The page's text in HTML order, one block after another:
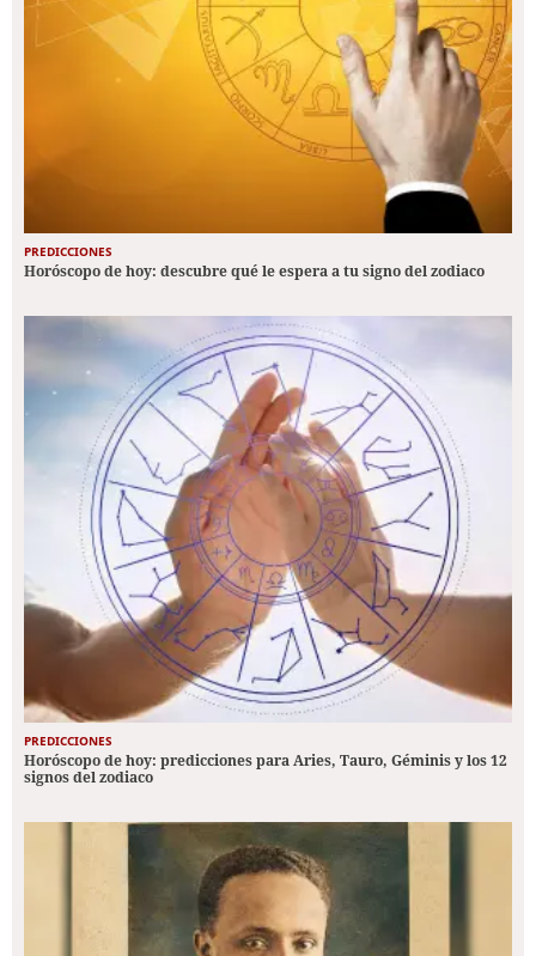
PREDICCIONES
Horóscopo de hoy: descubre qué le espera a tu signo del zodiaco
PREDICCIONES
Horóscopo de hoy: predicciones para Aries, Tauro, Géminis y los 12
signos del zodiaco